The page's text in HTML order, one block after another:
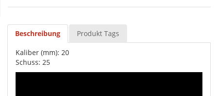
Beschreibung Produkt Tags
Kaliber (mm): 20
Schuss: 25